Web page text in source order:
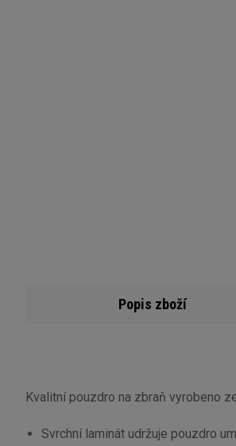
Popis zboží
Kvalitní pouzdro na zbraň vyrobeno
Svrchní laminát udržuje pouzdro